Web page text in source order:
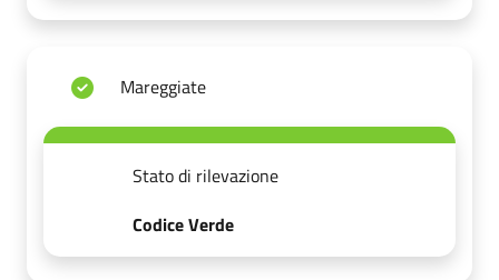
Mareggiate
Stato di rilevazione
Codice Verde